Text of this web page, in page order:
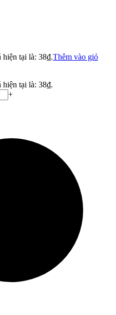
hiện tại là: 38₫.Thêm vào giỏ
hiện tại là: 38₫.
+